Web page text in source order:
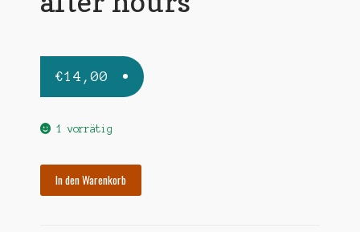
€14,00
1 vorrätig
In den Warenkorb